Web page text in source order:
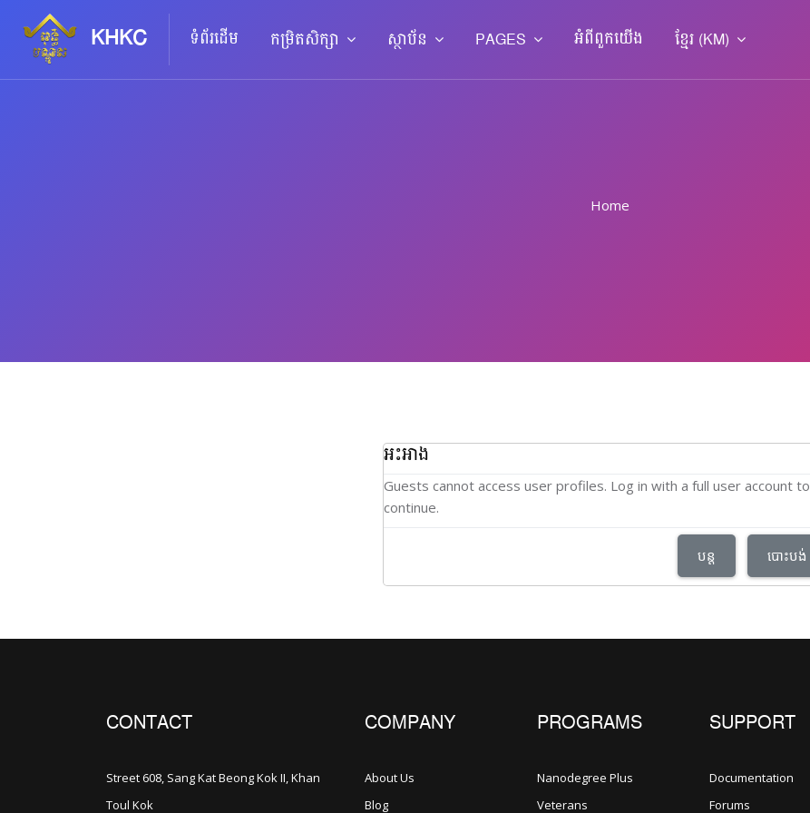
KHKC ទំព័រដើម កម្រិតសិក្សា ស្ថាប័ន PAGES អំពី​ពួក​យើង ខ្មែរ ‎(KM)‎
Home
អះអាង
Guests cannot access user profiles. Log in with a full user account to
continue.
បន្ត បោះបង់
CONTACT
Street 608, Sang Kat Beong Kok II, Khan
Toul Kok
COMPANY
About Us
Blog
PROGRAMS
Nanodegree Plus
Veterans
SUPPORT
Documentation
Forums